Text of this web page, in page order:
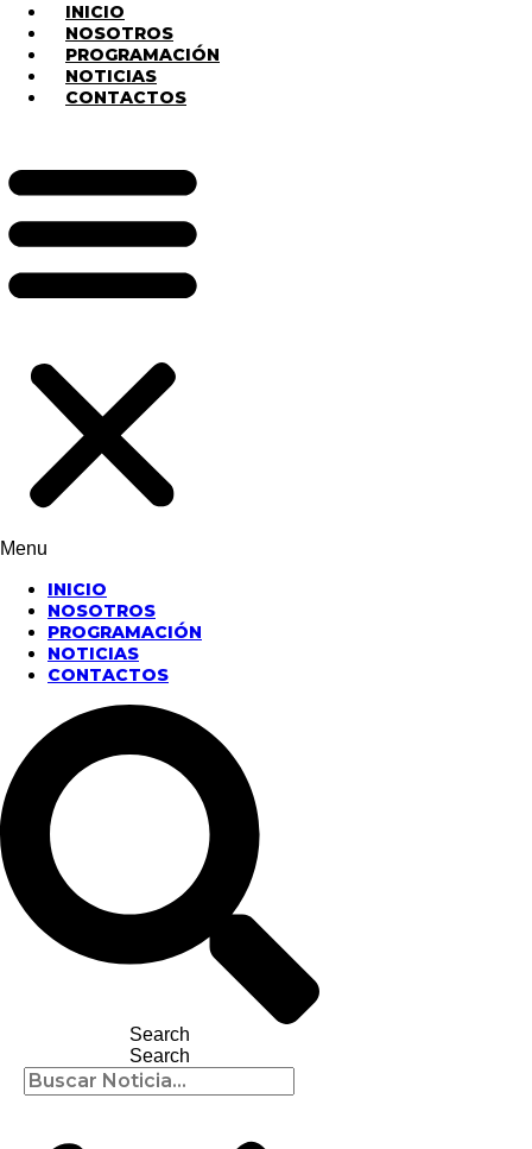
INICIO
NOSOTROS
PROGRAMACIÓN
NOTICIAS
CONTACTOS
Menu
INICIO
NOSOTROS
PROGRAMACIÓN
NOTICIAS
CONTACTOS
Search
Search